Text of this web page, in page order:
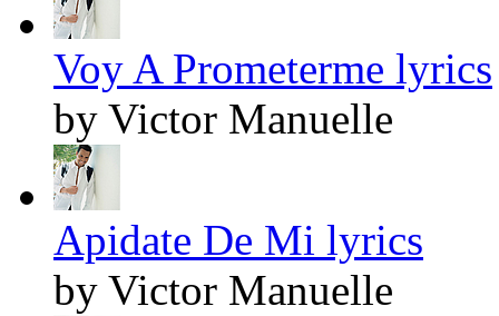
Voy A Prometerme lyrics
by Victor Manuelle
Apidate De Mi lyrics
by Victor Manuelle